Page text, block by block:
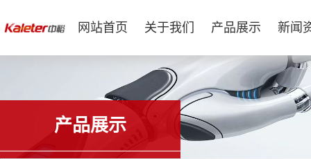
网站首页 关于我们 产品展示 新闻
产品展示